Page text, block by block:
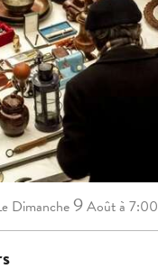
Dimanche9Aoûtà 7:00